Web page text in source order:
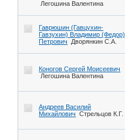
Легошина Валентина
Гаврюшин (Гавцухин-
Гавзухин) Владимир (Федор)
Петрович
Дворянкин С.А.
Коногов Сергей Моисеевич
Легошина Валентина
Андреев Василий
Михайлович
Стрельцов К.Г.